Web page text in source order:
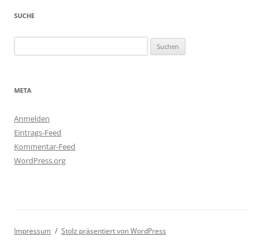
SUCHE
nach:
META
Anmelden
Eintrags-Feed
Kommentar-Feed
WordPress.org
Impressum Stolz präsentiert von WordPress